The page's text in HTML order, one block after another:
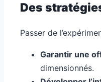
Des
Passer de
Garantir une
dimensionnés.